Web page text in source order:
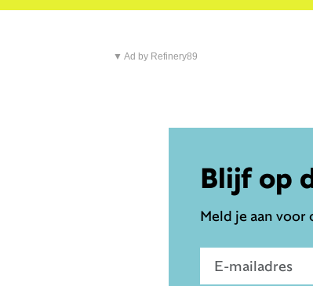
▼ Ad by Refinery89
Blijf op
Meld je aan voor